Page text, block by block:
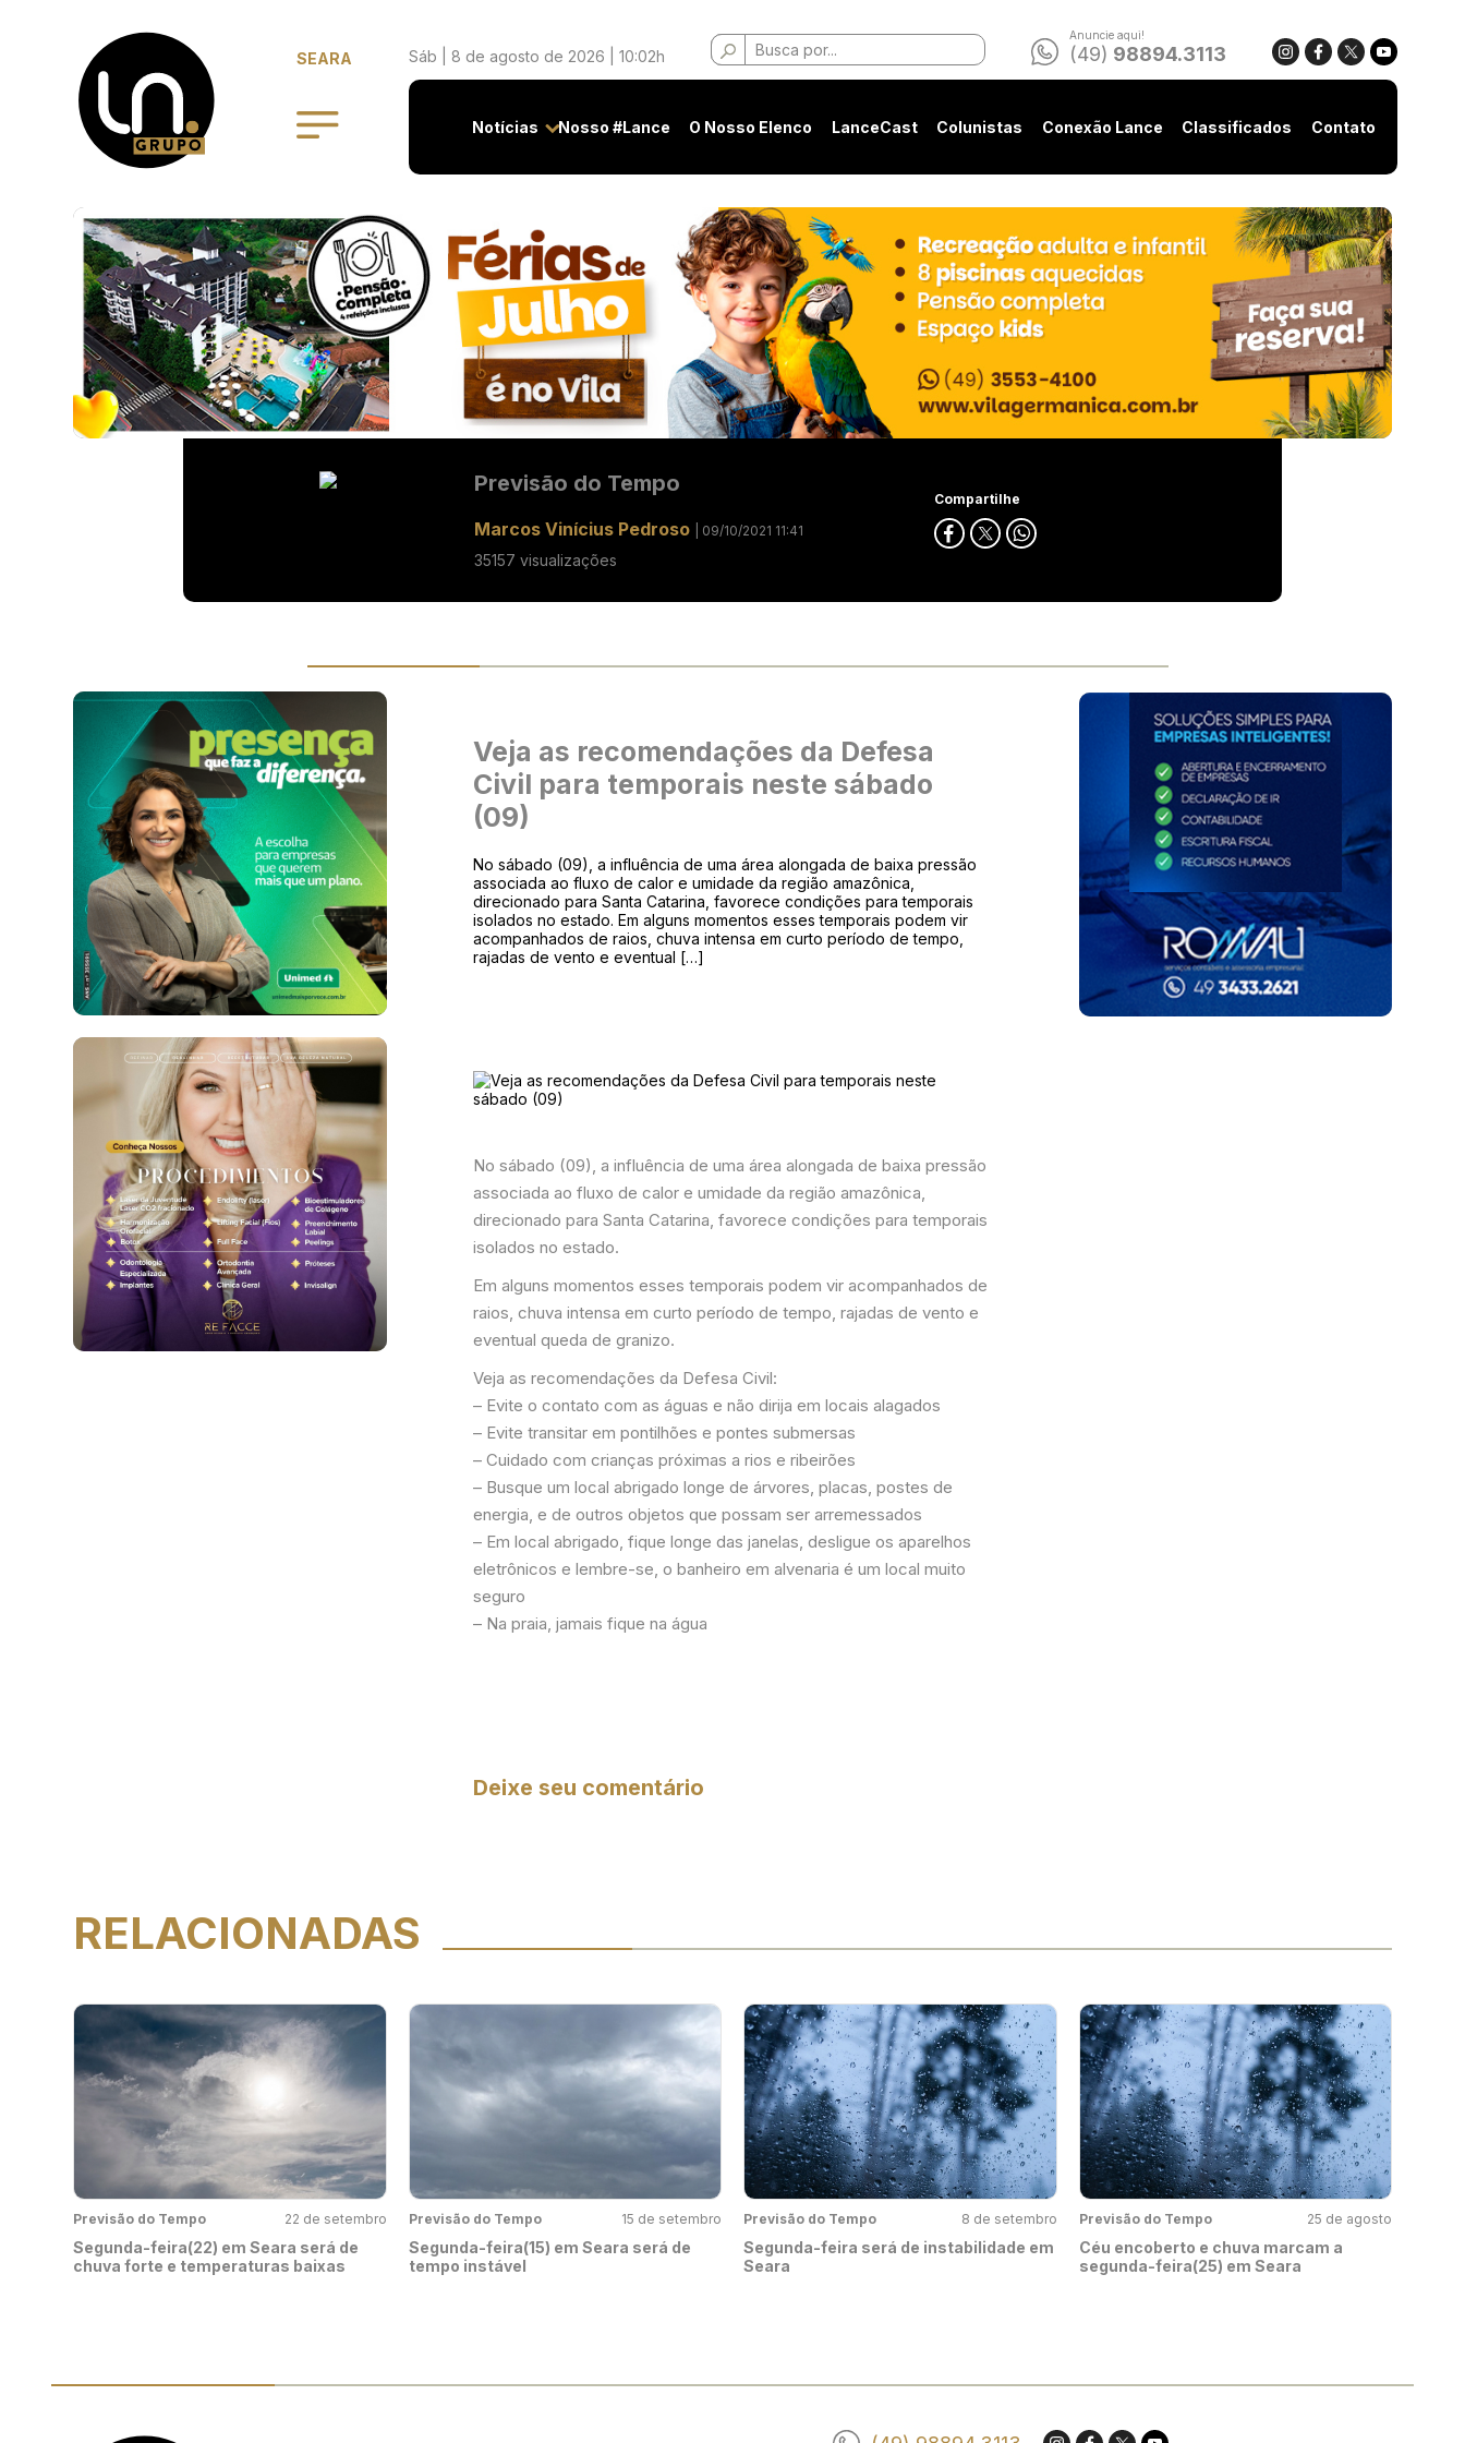
SEARA Sáb | 8 de agosto de 2026 | 10:02h
Buscar
por:
Anuncie aqui!
(49) 98894.3113
Notícias Nosso #Lance O Nosso Elenco LanceCast Colunistas Conexão Lance Classificados Contato
Previsão do Tempo
Marcos Vinícius Pedroso | 09/10/2021 11:41
35157 visualizações
Compartilhe
Veja as recomendações da Defesa
Civil para temporais neste sábado
(09)
No sábado (09), a influência de uma área alongada de baixa pressão
associada ao fluxo de calor e umidade da região amazônica,
direcionado para Santa Catarina, favorece condições para temporais
isolados no estado. Em alguns momentos esses temporais podem vir
acompanhados de raios, chuva intensa em curto período de tempo,
rajadas de vento e eventual […]
No sábado (09), a influência de uma área alongada de baixa pressão
associada ao fluxo de calor e umidade da região amazônica,
direcionado para Santa Catarina, favorece condições para temporais
isolados no estado.
Em alguns momentos esses temporais podem vir acompanhados de
raios, chuva intensa em curto período de tempo, rajadas de vento e
eventual queda de granizo.
Veja as recomendações da Defesa Civil:
– Evite o contato com as águas e não dirija em locais alagados
– Evite transitar em pontilhões e pontes submersas
– Cuidado com crianças próximas a rios e ribeirões
– Busque um local abrigado longe de árvores, placas, postes de
energia, e de outros objetos que possam ser arremessados
– Em local abrigado, fique longe das janelas, desligue os aparelhos
eletrônicos e lembre-se, o banheiro em alvenaria é um local muito
seguro
– Na praia, jamais fique na água
Deixe seu comentário
RELACIONADAS
Previsão do Tempo 22 de setembro
Segunda-feira(22) em Seara será de
chuva forte e temperaturas baixas
Previsão do Tempo 15 de setembro
Segunda-feira(15) em Seara será de
tempo instável
Previsão do Tempo 8 de setembro
Segunda-feira será de instabilidade em
Seara
Previsão do Tempo 25 de agosto
Céu encoberto e chuva marcam a
segunda-feira(25) em Seara